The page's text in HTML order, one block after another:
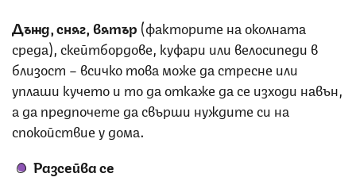
Дъжд, сняг, вятър (факторите на околната
среда), скейтбордове, куфари или велосипеди в
близост – всичко това може да стресне или
уплаши кучето и то да откаже да се изходи навън,
а да предпочете да свърши нуждите си на
спокойствие у дома.
Разсейва се